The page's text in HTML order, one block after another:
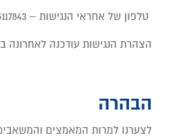
טלפון של אחראי הנגישות –
הצהרת הנגישות עודכנה לאחרונה בתאריך
הבהרה
לצערנו למרות המאמצים